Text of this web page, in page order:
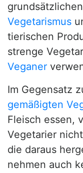
Vegetarismus
tierischen
strenge
Veganer
Im Gegensatz
gemäßigten
Fleisch essen,
Vegetarier
die daraus
nehmen auch